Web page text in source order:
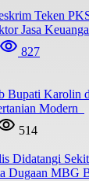
Teken
Jasa
827
Bupati Karolin
Modern
514
Didatangi
Dugaan MBG